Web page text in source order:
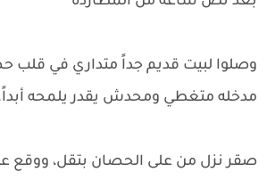
وصلوا لبيت قديم جداً متداري في قلب
مدخله متغطي ومحدش يقدر يلمحه
صقر نزل من على الحصان بتقل، ووقع